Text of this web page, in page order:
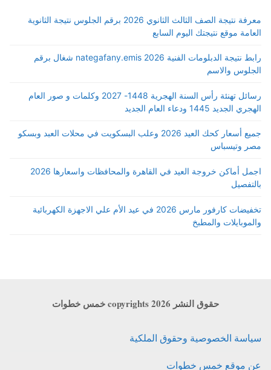
معرفة نتيجة الصف الثالث الثانوي 2026 برقم الجلوس نتيجة الثانوية
العامة موقع نتيجتك اليوم السابع
رابط نتيجة الدبلومات الفنية 2026 nategafany.emis شغال برقم
الجلوس والاسم
رسائل تهنئة رأس السنة الهجرية 1448- 2027 وكلمات و صور العام
الهجري الجديد 1445 ودعاء العام الجديد
جميع أسعار كحك العيد 2026 وعلب البسكويت في محلات العبد وبسكو
مصر وتيسباس
اجمل أماكن خروجة العيد في القاهرة والمحافظات واسعارها 2026
بالتفصيل
تخفيضات كارفور مارس 2026 في عيد الأم علي الاجهزة الكهربائية
والموبايلات والمطبخ
حقوق النشر copyrights 2026 خمس خطوات
سياسة الخصوصية وحقوق الملكية
عن موقع خمس خطوات